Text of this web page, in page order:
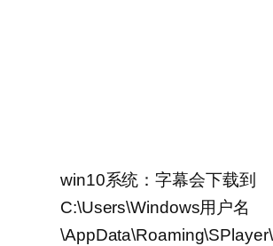
win10系统：字幕会下载到
C:\Users\Windows用户名